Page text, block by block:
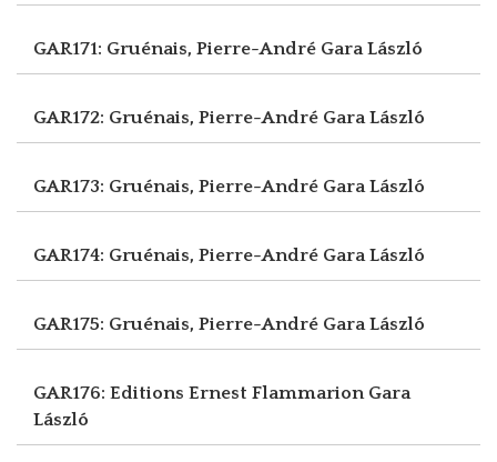
GAR171: Gruénais, Pierre-André Gara László
GAR172: Gruénais, Pierre-André Gara László
GAR173: Gruénais, Pierre-André Gara László
GAR174: Gruénais, Pierre-André Gara László
GAR175: Gruénais, Pierre-André Gara László
GAR176: Editions Ernest Flammarion Gara
László